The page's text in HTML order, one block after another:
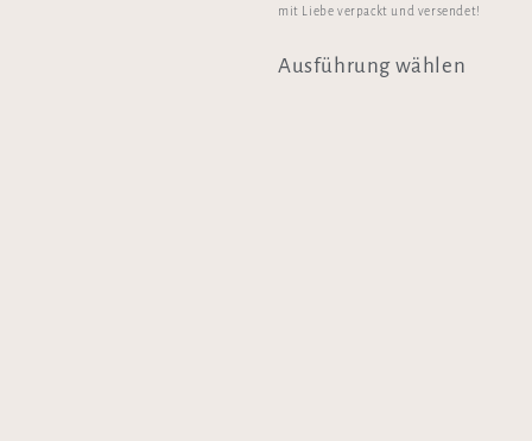
mit Liebe verpackt und versendet!
Ausführung wählen